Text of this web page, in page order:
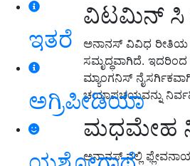
ಇತರೆ
ಅಗ್ರಿಪೀಡಿಯಾ
ವಿಟಮಿನ್ ಸಿ
ಅನಾನಸ್ ವಿವಿಧ ರೀತಿಯ
ಸಮೃದ್ಧವಾಗಿದೆ. ಇದರಿಂದ
ಮ್ಯಾಂಗನಿಸ್
ಚಯಾಪಚಯವನ್ನು
ಮಧಮೇಹ
ಅನಾನಸ್ ನಲ್ಲಿ